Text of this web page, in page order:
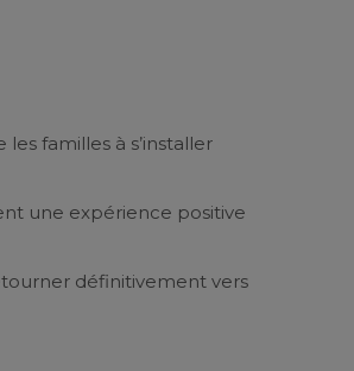
familles à s’installer
une expérience positive
définitivement vers